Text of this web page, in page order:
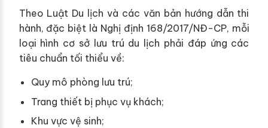
Theo Luật Du lịch và các văn bản hướng dẫn thi
hành, đặc biệt là Nghị định 168/2017/NĐ-CP, mỗi
loại hình cơ sở lưu trú du lịch phải đáp ứng các
tiêu chuẩn tối thiểu về:
Quy mô phòng lưu trú;
Trang thiết bị phục vụ khách;
Khu vực vệ sinh;